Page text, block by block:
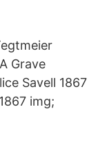
Grave
Savell 1867
img;